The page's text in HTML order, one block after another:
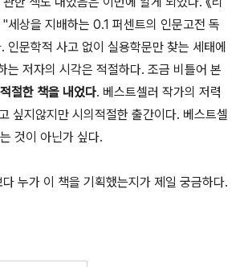
"세상을 지배하는 0.1 퍼센트의 인문고전 독
인문학적 사고 없이 실용학문만 찾는 세태에
는 저자의 시각은 적절하다. 조금 비틀어 본
절한 책을 내었다. 베스트셀러 작가의 저력
싶지않지만 시의적절한 출간이다. 베스트셀
것이 아닌가 싶다.
누가 이 책을 기획했는지가 제일 궁금하다.